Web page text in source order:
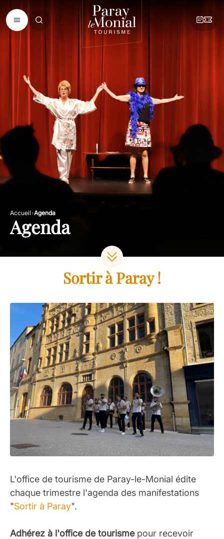
Accueil Agenda
Agenda
Sortir à Paray !
L'office de tourisme de Paray-le-Monial édite
chaque trimestre l'agenda des manifestations
"Sortir à Paray".
Adhérez à l'office de tourismepour recevoir